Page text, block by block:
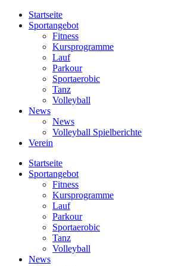
Startseite
Sportangebot
Fitness
Kursprogramme
Lauf
Parkour
Sportaerobic
Tanz
Volleyball
News
News
Volleyball Spielberichte
Verein
Startseite
Sportangebot
Fitness
Kursprogramme
Lauf
Parkour
Sportaerobic
Tanz
Volleyball
News